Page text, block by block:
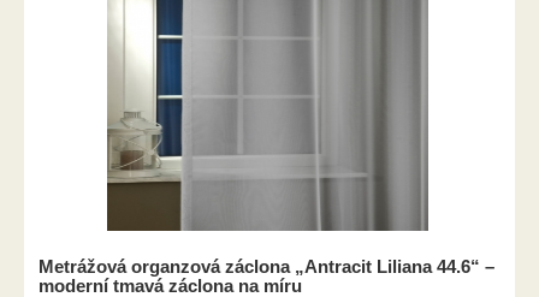
Metrážová organzová záclona „Antracit Liliana 44.6“ –
moderní tmavá záclona na míru